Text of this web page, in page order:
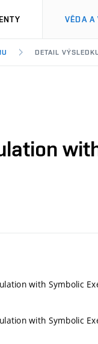
VĚDA A
DETAIL
with Symbolic
with Symbolic